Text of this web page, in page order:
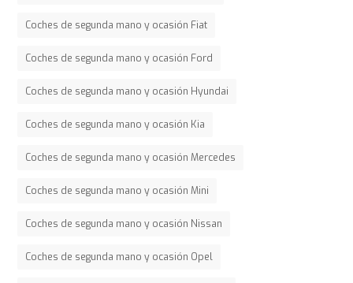
Coches de segunda mano y ocasión Fiat
Coches de segunda mano y ocasión Ford
Coches de segunda mano y ocasión Hyundai
Coches de segunda mano y ocasión Kia
Coches de segunda mano y ocasión Mercedes
Coches de segunda mano y ocasión Mini
Coches de segunda mano y ocasión Nissan
Coches de segunda mano y ocasión Opel